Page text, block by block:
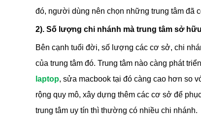
đó, người dùng nên chọn những trung tâm đã
2). Số lượng chi nhánh mà trung tâm sở hữu
Bên cạnh tuổi đời, số lượng các cơ sở, chi
của trung tâm đó. Trung tâm nào càng phát
laptop, sửa macbook tại đó càng cao hơn so
rộng quy mô, xây dựng thêm các cơ sở để
trung tâm uy tín thì thường có nhiều chi nhánh.